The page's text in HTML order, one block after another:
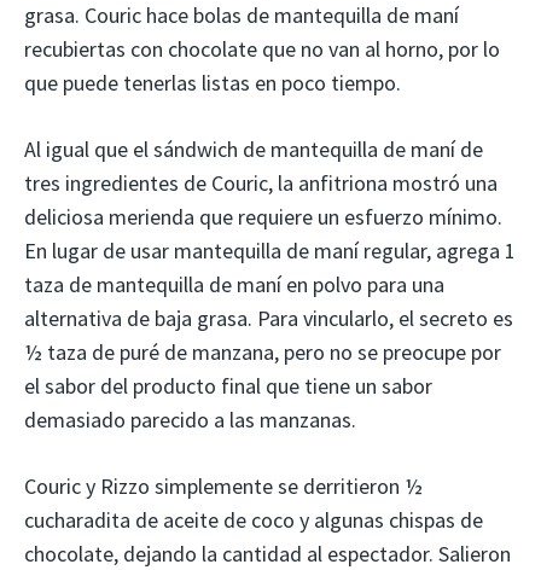
grasa. Couric hace bolas de mantequilla de maní
recubiertas con chocolate que no van al horno, por lo
que puede tenerlas listas en poco tiempo.
Al igual que el sándwich de mantequilla de maní de
tres ingredientes de Couric, la anfitriona mostró una
deliciosa merienda que requiere un esfuerzo mínimo.
En lugar de usar mantequilla de maní regular, agrega 1
taza de mantequilla de maní en polvo para una
alternativa de baja grasa. Para vincularlo, el secreto es
½ taza de puré de manzana, pero no se preocupe por
el sabor del producto final que tiene un sabor
demasiado parecido a las manzanas.
Couric y Rizzo simplemente se derritieron ½
cucharadita de aceite de coco y algunas chispas de
chocolate, dejando la cantidad al espectador. Salieron